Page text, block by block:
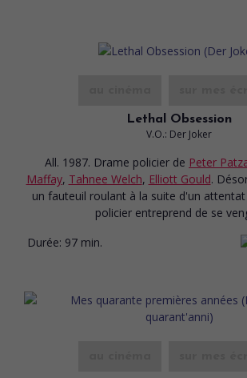
Lethal Obsession
V.O.: Der Joker
All. 1987. Drame policier de Peter
Maffay, Tahnee Welch, Elliott Gould.
un fauteuil roulant à la suite d'un
policier entreprend de se
Durée: 97 min.